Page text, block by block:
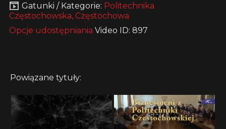
Gatunki / Kategorie: Politechnika
Częstochowska, Częstochowa
Opcje udostępniania Video ID: 897
Powiązane tytuły: